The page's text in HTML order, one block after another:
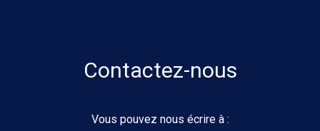
Contactez-nous
Vous pouvez nous écrire à :